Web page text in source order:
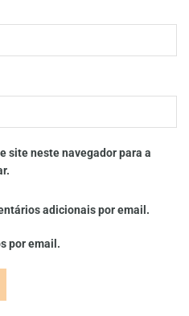
site neste navegador para a
adicionais por email.
por email.